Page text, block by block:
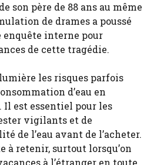
son père de 88 ans au même
de drames a poussé
enquête interne pour
de cette tragédie.
les risques parfois
d’eau en
Il est essentiel pour les
vigilants et de
de l’eau avant de l’acheter.
à retenir, surtout lorsqu’on